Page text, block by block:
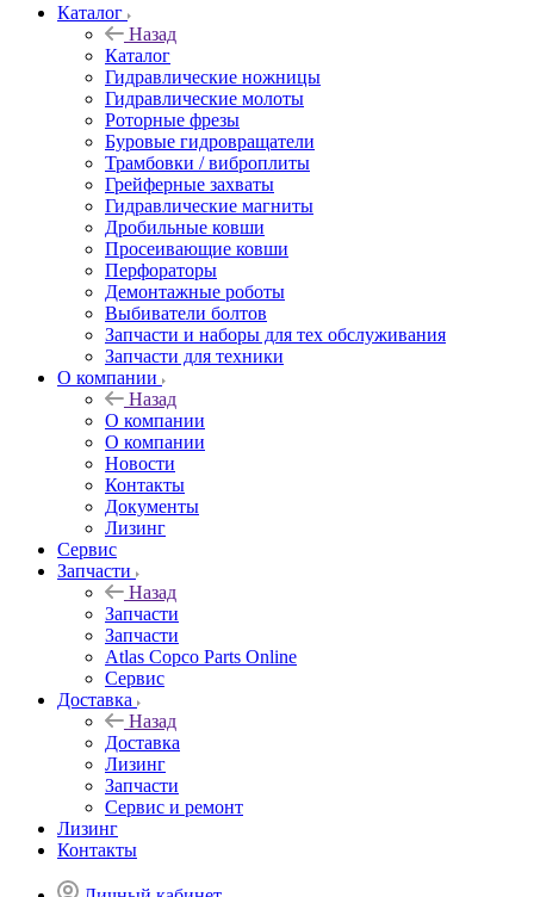
Каталог
Назад
Каталог
Гидравлические ножницы
Гидравлические молоты
Роторные фрезы
Буровые гидровращатели
Трамбовки / виброплиты
Грейферные захваты
Гидравлические магниты
Дробильные ковши
Просеивающие ковши
Перфораторы
Демонтажные роботы
Выбиватели болтов
Запчасти и наборы для тех обслуживания
Запчасти для техники
О компании
Назад
О компании
О компании
Новости
Контакты
Документы
Лизинг
Сервис
Запчасти
Назад
Запчасти
Запчасти
Atlas Copco Parts Online
Сервис
Доставка
Назад
Доставка
Лизинг
Запчасти
Сервис и ремонт
Лизинг
Контакты